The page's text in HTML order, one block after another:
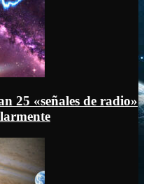
25 «señales de radio»